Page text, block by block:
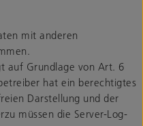
mit anderen
auf Grundlage von Art. 6
hat ein berechtigtes
Darstellung und der
müssen die Server-Log-